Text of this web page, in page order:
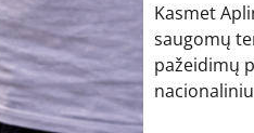
Kasmet
saugomų
pažeidimų